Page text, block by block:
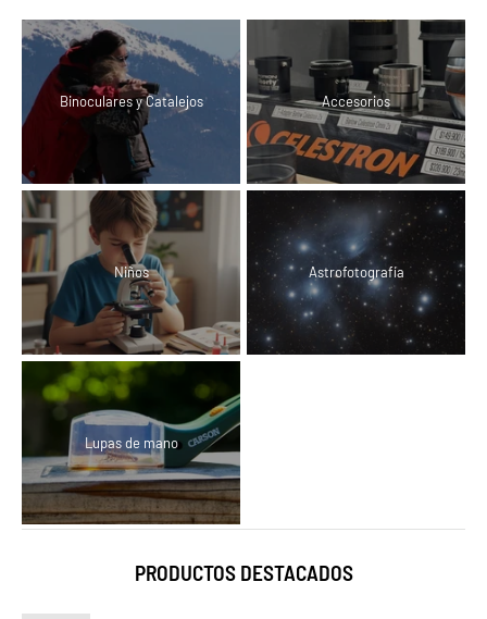
Binoculares y Catalejos Accesorios
Niños Astrofotografía
Lupas de mano
PRODUCTOS DESTACADOS